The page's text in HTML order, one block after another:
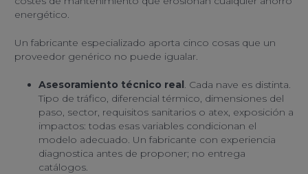
energético.
Un fabricante especializado aporta cinco cosas que un
proveedor genérico no puede igualar.
Asesoramiento técnico real. Cada nave es distinta.
Tipo de tráfico, diferencial térmico, dimensiones del
paso, sector, requisitos sanitarios o atex, exposición a
impactos: todas esas variables condicionan el
modelo adecuado. Un fabricante con experiencia
diagnostica antes de proponer; no entrega
catálogos.